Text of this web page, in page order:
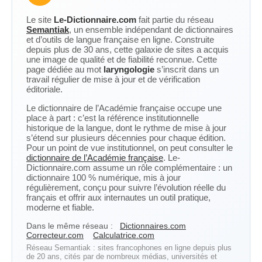
Le site Le-Dictionnaire.com fait partie du réseau
Semantiak, un ensemble indépendant de dictionnaires
et d’outils de langue française en ligne. Construite
depuis plus de 30 ans, cette galaxie de sites a acquis
une image de qualité et de fiabilité reconnue. Cette
page dédiée au mot laryngologie s’inscrit dans un
travail régulier de mise à jour et de vérification
éditoriale.
Le dictionnaire de l’Académie française occupe une
place à part : c’est la référence institutionnelle
historique de la langue, dont le rythme de mise à jour
s’étend sur plusieurs décennies pour chaque édition.
Pour un point de vue institutionnel, on peut consulter le
dictionnaire de l’Académie française. Le-
Dictionnaire.com assume un rôle complémentaire : un
dictionnaire 100 % numérique, mis à jour
régulièrement, conçu pour suivre l’évolution réelle du
français et offrir aux internautes un outil pratique,
moderne et fiable.
Dans le même réseau :
Dictionnaires.com
Correcteur.com
Calculatrice.com
Réseau Semantiak : sites francophones en ligne depuis plus
de 20 ans, cités par de nombreux médias, universités et